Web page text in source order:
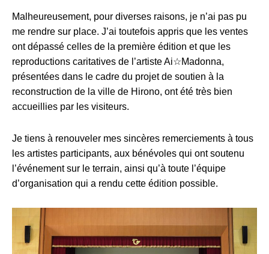
Malheureusement, pour diverses raisons, je n’ai pas pu
me rendre sur place. J’ai toutefois appris que les ventes
ont dépassé celles de la première édition et que les
reproductions caritatives de l’artiste Ai☆Madonna,
présentées dans le cadre du projet de soutien à la
reconstruction de la ville de Hirono, ont été très bien
accueillies par les visiteurs.
Je tiens à renouveler mes sincères remerciements à tous
les artistes participants, aux bénévoles qui ont soutenu
l’événement sur le terrain, ainsi qu’à toute l’équipe
d’organisation qui a rendu cette édition possible.